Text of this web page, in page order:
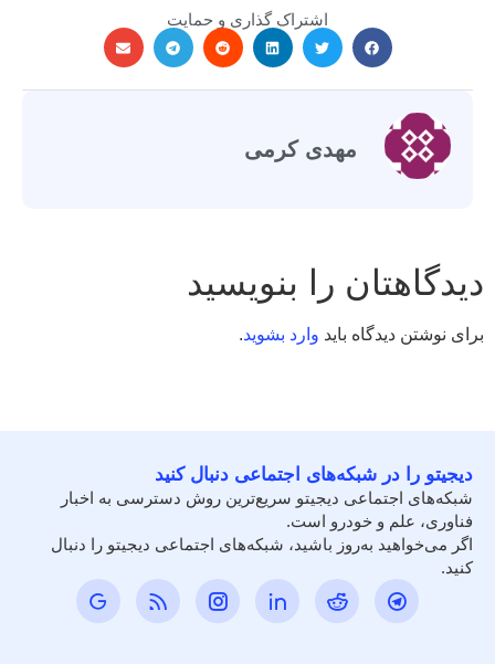
اشتراک گذاری و حمایت
مهدی کرمی
دیدگاهتان را بنویسید
برای نوشتن دیدگاه باید وارد بشوید.
دیجیتو را در شبکه‌های اجتماعی دنبال کنید
شبکه‌های اجتماعی دیجیتو سریع‌ترین روش دسترسی به اخبار
فناوری، علم و خودرو است.
اگر می‌خواهید به‌روز باشید، شبکه‌های اجتماعی دیجیتو را دنبال
کنید.